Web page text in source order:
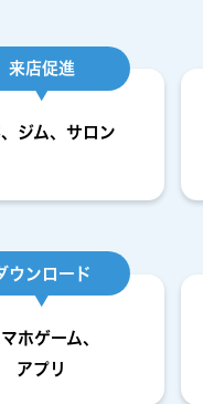
来店促進
ジム、サロン
ウンロード
ホゲーム、
アプリ